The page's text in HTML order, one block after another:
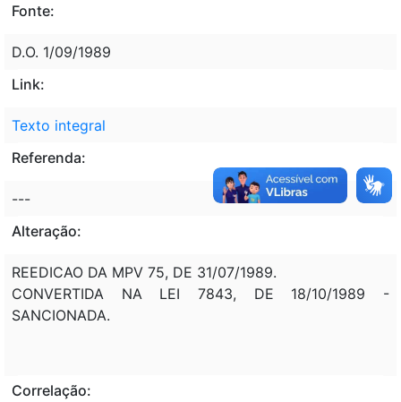
Fonte:
D.O. 1/09/1989
Link:
Texto integral
Referenda:
---
Alteração:
REEDICAO DA MPV 75, DE 31/07/1989.
CONVERTIDA NA LEI 7843, DE 18/10/1989 -
SANCIONADA.
Correlação: